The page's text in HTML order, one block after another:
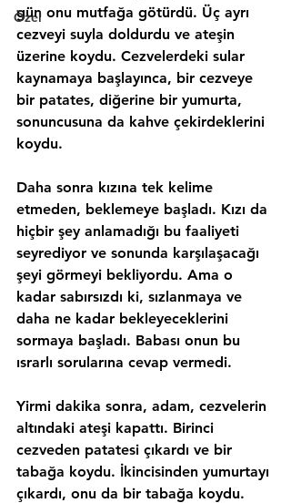
Özel
gün onu mutfağa götürdü. Üç ayrı
cezveyi suyla doldurdu ve ateşin
üzerine koydu. Cezvelerdeki sular
kaynamaya başlayınca, bir cezveye
bir patates, diğerine bir yumurta,
sonuncusuna da kahve çekirdeklerini
koydu.
Daha sonra kızına tek kelime
etmeden, beklemeye başladı. Kızı da
hiçbir şey anlamadığı bu faaliyeti
seyrediyor ve sonunda karşılaşacağı
şeyi görmeyi bekliyordu. Ama o
kadar sabırsızdı ki, sızlanmaya ve
daha ne kadar bekleyeceklerini
sormaya başladı. Babası onun bu
ısrarlı sorularına cevap vermedi.
Yirmi dakika sonra, adam, cezvelerin
altındaki ateşi kapattı. Birinci
cezveden patatesi çıkardı ve bir
tabağa koydu. İkincisinden yumurtayı
çıkardı, onu da bir tabağa koydu.